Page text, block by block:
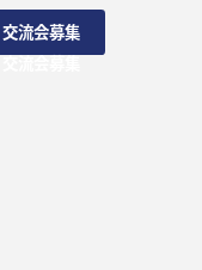
交流会募集
交流会募集